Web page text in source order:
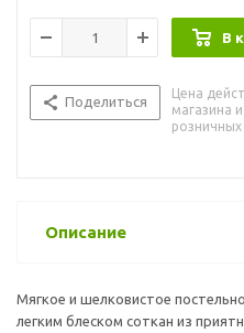
В
Поделиться
Цена
магазина
розничных
Описание
Мягкое и шелковистое
легким блеском соткан из